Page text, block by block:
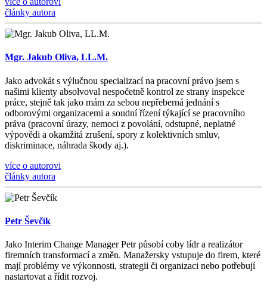
články autora
Mgr. Jakub Oliva, LL.M.
Jako advokát s výlučnou specializací na pracovní právo jsem s
našimi klienty absolvoval nespočetně kontrol ze strany inspekce
práce, stejně tak jako mám za sebou nepřeberná jednání s
odborovými organizacemi a soudní řízení týkající se pracovního
práva (pracovní úrazy, nemoci z povolání, odstupné, neplatné
výpovědi a okamžitá zrušení, spory z kolektivních smluv,
diskriminace, náhrada škody aj.).
více o autorovi
články autora
Petr Ševčík
Jako Interim Change Manager Petr působí coby lídr a realizátor
firemních transformací a změn. Manažersky vstupuje do firem, které
mají problémy ve výkonnosti, strategii či organizaci nebo potřebují
nastartovat a řídit rozvoj.